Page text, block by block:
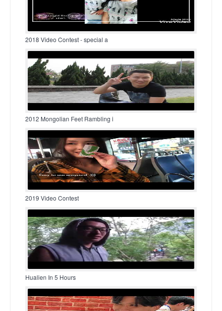
2018 Video Contest - special a
2012 Mongolian Feet Rambling i
2019 Video Contest
Hualien In 5 Hours